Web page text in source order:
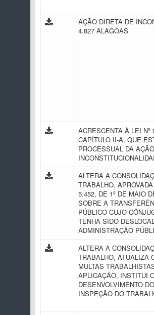
AÇÃO DIRETA DE
4.827 ALAGOAS
ACRESCENTA À LEI
CAPÍTULO II-A, QUE
PROCESSUAL DA
ALTERA A
TRABALHO,
5.452, DE 1º DE MAIO
SOBRE A
PÚBLICO CUJO
TENHA SIDO
ADMINISTRAÇÃO
ALTERA A
TRABALHO, ATUALIZA
MULTAS
APLICAÇÃO, INSTITUI
DESENVOLVIMENTO
INSPEÇÃO DO